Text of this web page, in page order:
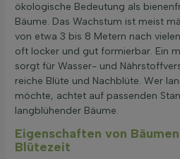
ökologische Bedeutung als
Bäume. Das Wachstum ist meist
von etwa 3 bis 8 Metern nach
oft locker und gut formierbar. Ein
sorgt für Wasser- und
reiche Blüte und Nachblüte. Wer
möchte, achtet auf passenden
langblühender Bäume.
Eigenschaften von
Blütezeit